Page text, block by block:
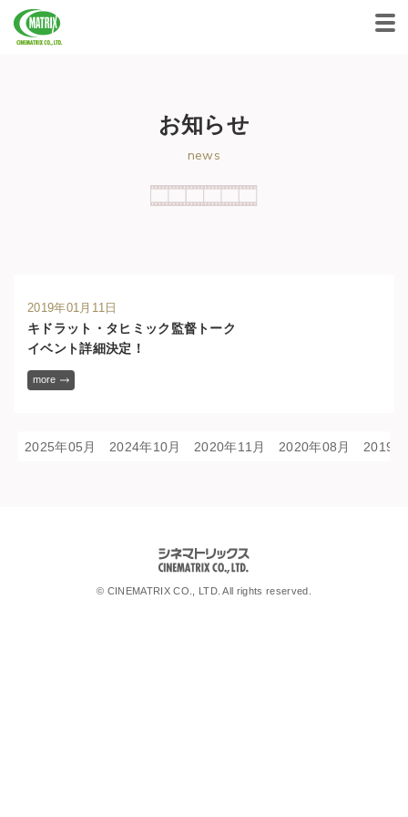
お知らせ
news
2019年01月11日
キドラット・タヒミック監督トーク
イベント詳細決定！
more
2025年05月 2024年10月 2020年11月 2020年08月 2019
© CINEMATRIX CO., LTD. All rights reserved.